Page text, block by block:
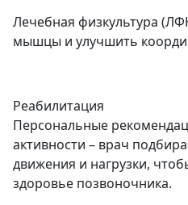
Лечебная физкультура
мышцы и улучшить
Реабилитация
Персональные
активности – врач
движения и нагрузки,
здоровье позвоночника.